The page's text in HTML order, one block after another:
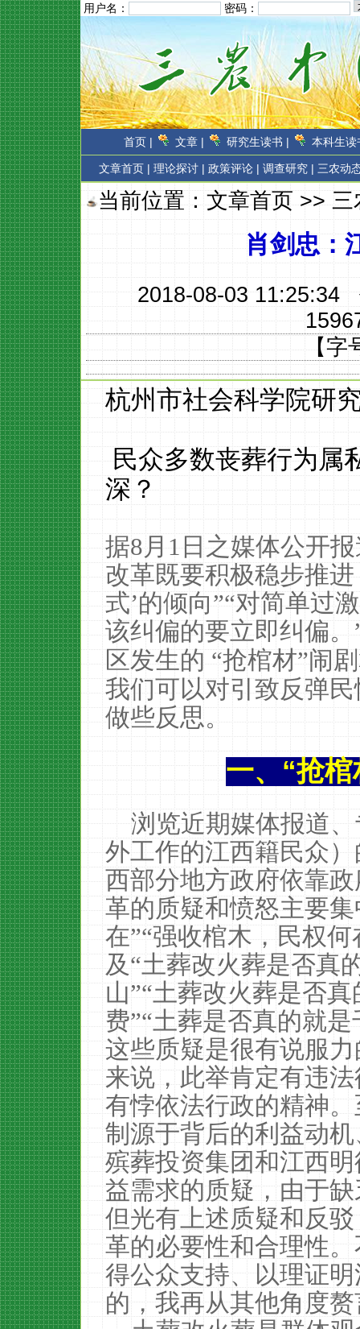
用户名： 密码：
首页 | 文章 | 研究生读书 | 本科生读
文章首页 | 理论探讨 | 政策评论 | 调查研究 | 三农动
当前位置：文章首页>>三
肖剑忠：
2018-08-03 11:25:34
【字
杭州市社会科学院研
民众多数丧葬行为属
深？
据8月1日之媒体公开
改革既要积极稳步推进
式’的倾向”“对简单过
该纠偏的要立即纠偏
区发生的 “抢棺材”闹
我们可以对引致反弹
做些反思。
一、“抢
浏览近期媒体报道
外工作的江西籍民众
西部分地方政府依靠
革的质疑和愤怒主要
在”“强收棺木，民权
及“土葬改火葬是否真
山”“土葬改火葬是否
费”“土葬是否真的就
这些质疑是很有说服
来说，此举肯定有违
有悖依法行政的精神
制源于背后的利益动
殡葬投资集团和江西
益需求的质疑，由于
但光有上述质疑和反
革的必要性和合理性
得公众支持、以理证
的，我再从其他角度